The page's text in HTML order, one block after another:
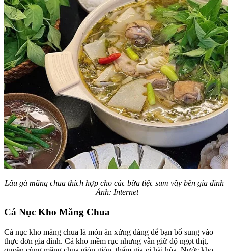
Lẩu gà măng chua thích hợp cho các bữa tiệc sum vầy bên gia đình
– Ảnh: Internet
Cá Nục Kho Măng Chua
Cá nục kho măng chua là món ăn xứng đáng để bạn bổ sung vào
thực đơn gia đình. Cá kho mềm rục nhưng vẫn giữ độ ngọt thịt,